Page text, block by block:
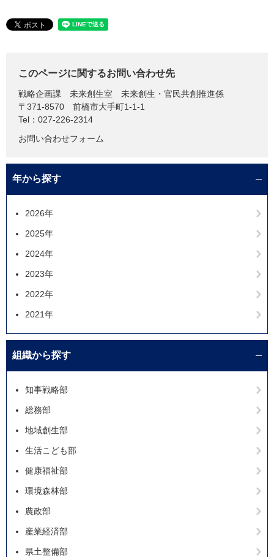
このページに関するお問い合わせ先
戦略企画課
未来創生室 未来創生・官民共創推進係
〒371-8570
前橋市大手町1-1-1
Tel：027-226-2314
お問い合わせフォーム
年から探す
2026年
2025年
2024年
2023年
2022年
2021年
組織から探す
知事戦略部
総務部
地域創生部
生活こども部
健康福祉部
環境森林部
農政部
産業経済部
県土整備部